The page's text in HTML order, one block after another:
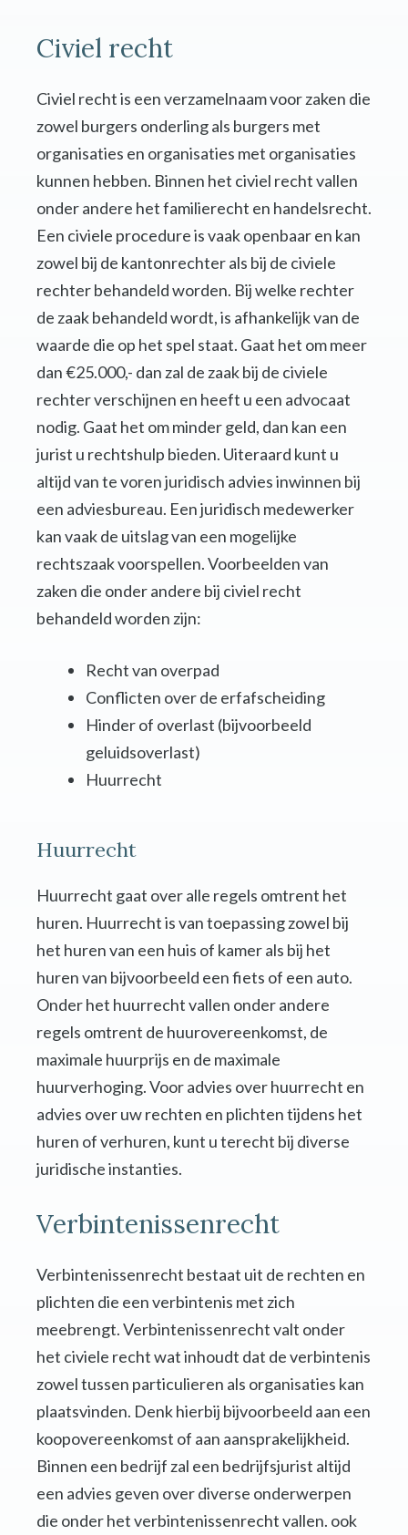
Civiel recht
Civiel recht is een verzamelnaam voor zaken die
zowel burgers onderling als burgers met
organisaties en organisaties met organisaties
kunnen hebben. Binnen het civiel recht vallen
onder andere het familierecht en handelsrecht.
Een civiele procedure is vaak openbaar en kan
zowel bij de kantonrechter als bij de civiele
rechter behandeld worden. Bij welke rechter
de zaak behandeld wordt, is afhankelijk van de
waarde die op het spel staat. Gaat het om meer
dan €25.000,- dan zal de zaak bij de civiele
rechter verschijnen en heeft u een advocaat
nodig. Gaat het om minder geld, dan kan een
jurist u rechtshulp bieden. Uiteraard kunt u
altijd van te voren juridisch advies inwinnen bij
een adviesbureau. Een juridisch medewerker
kan vaak de uitslag van een mogelijke
rechtszaak voorspellen. Voorbeelden van
zaken die onder andere bij civiel recht
behandeld worden zijn:
Recht van overpad
Conflicten over de erfafscheiding
Hinder of overlast (bijvoorbeeld
geluidsoverlast)
Huurrecht
Huurrecht
Huurrecht gaat over alle regels omtrent het
huren. Huurrecht is van toepassing zowel bij
het huren van een huis of kamer als bij het
huren van bijvoorbeeld een fiets of een auto.
Onder het huurrecht vallen onder andere
regels omtrent de huurovereenkomst, de
maximale huurprijs en de maximale
huurverhoging. Voor advies over huurrecht en
advies over uw rechten en plichten tijdens het
huren of verhuren, kunt u terecht bij diverse
juridische instanties.
Verbintenissenrecht
Verbintenissenrecht bestaat uit de rechten en
plichten die een verbintenis met zich
meebrengt. Verbintenissenrecht valt onder
het civiele recht wat inhoudt dat de verbintenis
zowel tussen particulieren als organisaties kan
plaatsvinden. Denk hierbij bijvoorbeeld aan een
koopovereenkomst of aan aansprakelijkheid.
Binnen een bedrijf zal een bedrijfsjurist altijd
een advies geven over diverse onderwerpen
die onder het verbintenissenrecht vallen. ook